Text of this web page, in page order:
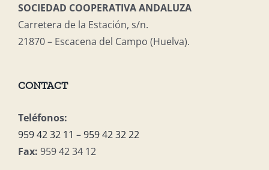
SOCIEDAD COOPERATIVA ANDALUZA
Carretera de la Estación, s/n.
21870 – Escacena del Campo (Huelva).
CONTACT
Teléfonos:
959 42 32 11 –959 42 32 22
Fax: 959 42 34 12